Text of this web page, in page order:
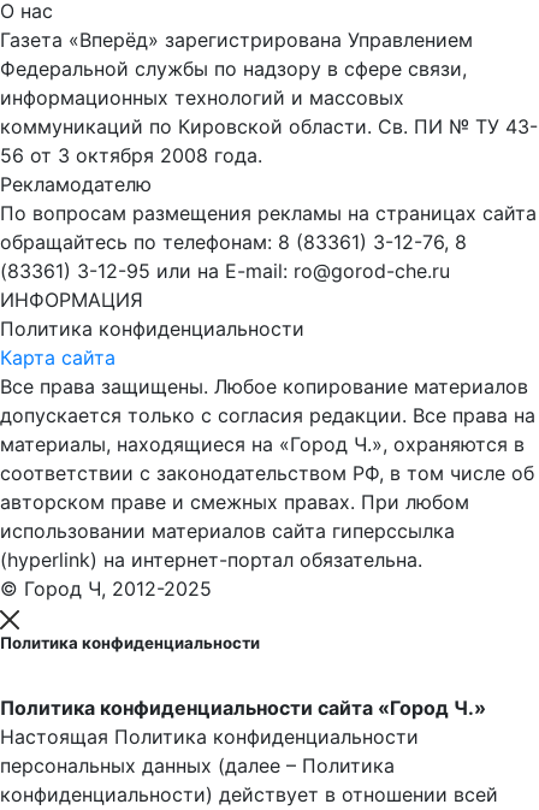
О нас
Газета «Вперёд» зарегистрирована Управлением
Федеральной службы по надзору в сфере связи,
информационных технологий и массовых
коммуникаций по Кировской области. Св. ПИ № ТУ 43-
56 от 3 октября 2008 года.
Рекламодателю
По вопросам размещения рекламы на страницах сайта
обращайтесь по телефонам: 8 (83361) 3-12-76, 8
(83361) 3-12-95 или на E-mail: ro@gorod-che.ru
ИНФОРМАЦИЯ
Политика конфиденциальности
Карта сайта
Все права защищены. Любое копирование материалов
допускается только с согласия редакции. Все права на
материалы, находящиеся на «Город Ч.», охраняются в
соответствии с законодательством РФ, в том числе об
авторском праве и смежных правах. При любом
использовании материалов сайта гиперссылка
(hyperlink) на интернет-портал обязательна.
© Город Ч, 2012-2025
Политика конфиденциальности
Политика конфиденциальности сайта «Город Ч.»
Настоящая Политика конфиденциальности
персональных данных (далее – Политика
конфиденциальности) действует в отношении всей